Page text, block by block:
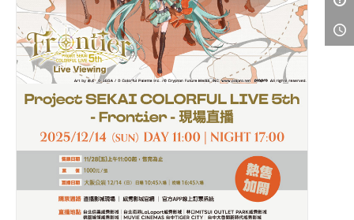
LIVE演唱會
影城公告
影城活動
中獎名單
合作夥伴